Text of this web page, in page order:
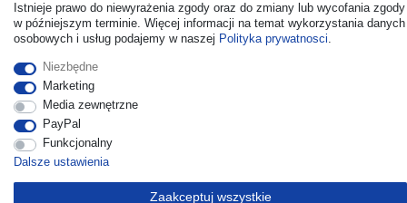
Istnieje prawo do niewyrażenia zgody oraz do zmiany lub wycofania zgody
w późniejszym terminie. Więcej informacji na temat wykorzystania danych
osobowych i usług podajemy w naszej Polityka prywatnosci.
Niezbędne
Marketing
Media zewnętrzne
PayPal
Funkcjonalny
Dalsze ustawienia
Zaakceptuj wszystkie
Odstąp od umowy tutaj Kontakt